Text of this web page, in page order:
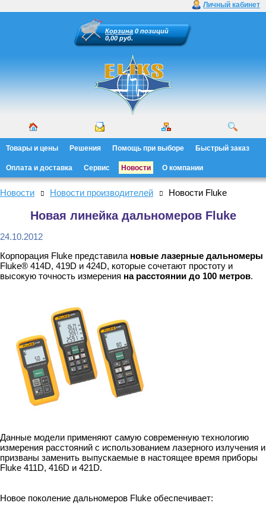
Личный кабинет
Корзина 0 позиций
0,00 руб.
Товары и цены Решения Помощь при выборе Быстрый заказ
Оплата и доставка Сервис Новости О компании
Новости Новости производителей Новости Fluke
Новая линейка дальномеров Fluke
24.10.2012
Корпорация Fluke представила новые лазерные дальномеры
Fluke® 414D, 419D и 424D, которые сочетают простоту и
высокую точность измерения на расстоянии до 100 метров.
Данные модели применяют самую современную технологию
измерения расстояний с использованием лазерного излучения и
призваны заменить выпускаемые в настоящее время приборы
Fluke 411D, 416D и 421D.
Новое поколение дальномеров Fluke обеспечивает: